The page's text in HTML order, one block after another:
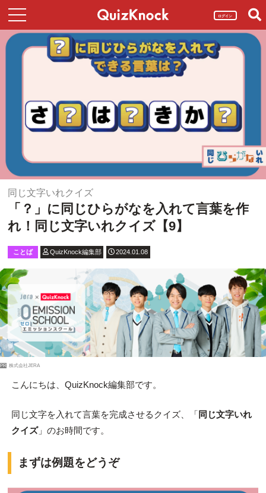
ログイン
同じ文字いれクイズ
「？」に同じひらがなを入れて言葉を作
れ！同じ文字いれクイズ【9】
ことば QuizKnock編集部 2024.01.08
PR 株式会社JERA
こんにちは、QuizKnock編集部です。
同じ文字を入れて言葉を完成させるクイズ、「 同じ文字いれ
クイズ」のお時間です。
まずは例題をどうぞ